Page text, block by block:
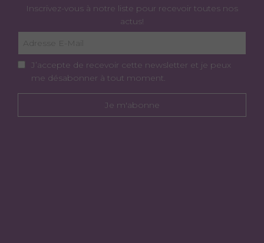
Inscrivez-vous à notre liste pour recevoir toutes nos
actus!
J’accepte de recevoir cette newsletter et je peux
me désabonner à tout moment.
Je m'abonne